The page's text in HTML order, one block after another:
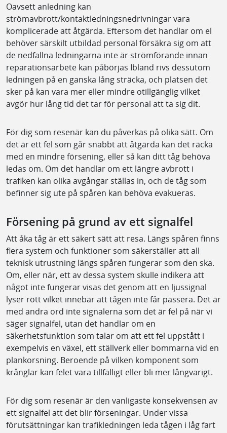
Oavsett anledning kan
strömavbrott/kontaktledningsnedrivningar vara
komplicerade att åtgärda. Eftersom det handlar om el
behöver särskilt utbildad personal försäkra sig om att
de nedfallna ledningarna inte är strömförande innan
reparationsarbete kan påbörjas Ibland rivs dessutom
ledningen på en ganska lång sträcka, och platsen det
sker på kan vara mer eller mindre otillgänglig vilket
avgör hur lång tid det tar för personal att ta sig dit.
För dig som resenär kan du påverkas på olika sätt. Om
det är ett fel som går snabbt att åtgärda kan det räcka
med en mindre försening, eller så kan ditt tåg behöva
ledas om. Om det handlar om ett längre avbrott i
trafiken kan olika avgångar ställas in, och de tåg som
befinner sig ute på spåren kan behöva evakueras.
Försening på grund av ett signalfel
Att åka tåg är ett säkert sätt att resa. Längs spåren finns
flera system och funktioner som säkerställer att all
teknisk utrustning längs spåren fungerar som den ska.
Om, eller när, ett av dessa system skulle indikera att
något inte fungerar visas det genom att en ljussignal
lyser rött vilket innebär att tågen inte får passera. Det är
med andra ord inte signalerna som det är fel på när vi
säger signalfel, utan det handlar om en
säkerhetsfunktion som talar om att ett fel uppstått i
exempelvis en växel, ett ställverk eller bommarna vid en
plankorsning. Beroende på vilken komponent som
krånglar kan felet vara tillfälligt eller bli mer långvarigt.
För dig som resenär är den vanligaste konsekvensen av
ett signalfel att det blir förseningar. Under vissa
förutsättningar kan trafikledningen leda tågen i låg fart